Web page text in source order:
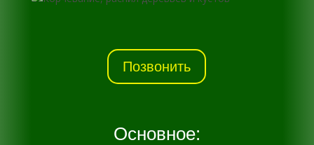
Позвонить
Основное: